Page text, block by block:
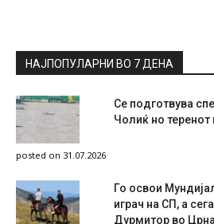
НАЈПОПУЛАРНИ ВО 7 ДЕНА
Се подготвува
Чолиќ но теренот
posted on 31.07.2026
Го освои
играч на СП, а
Дурмитор во